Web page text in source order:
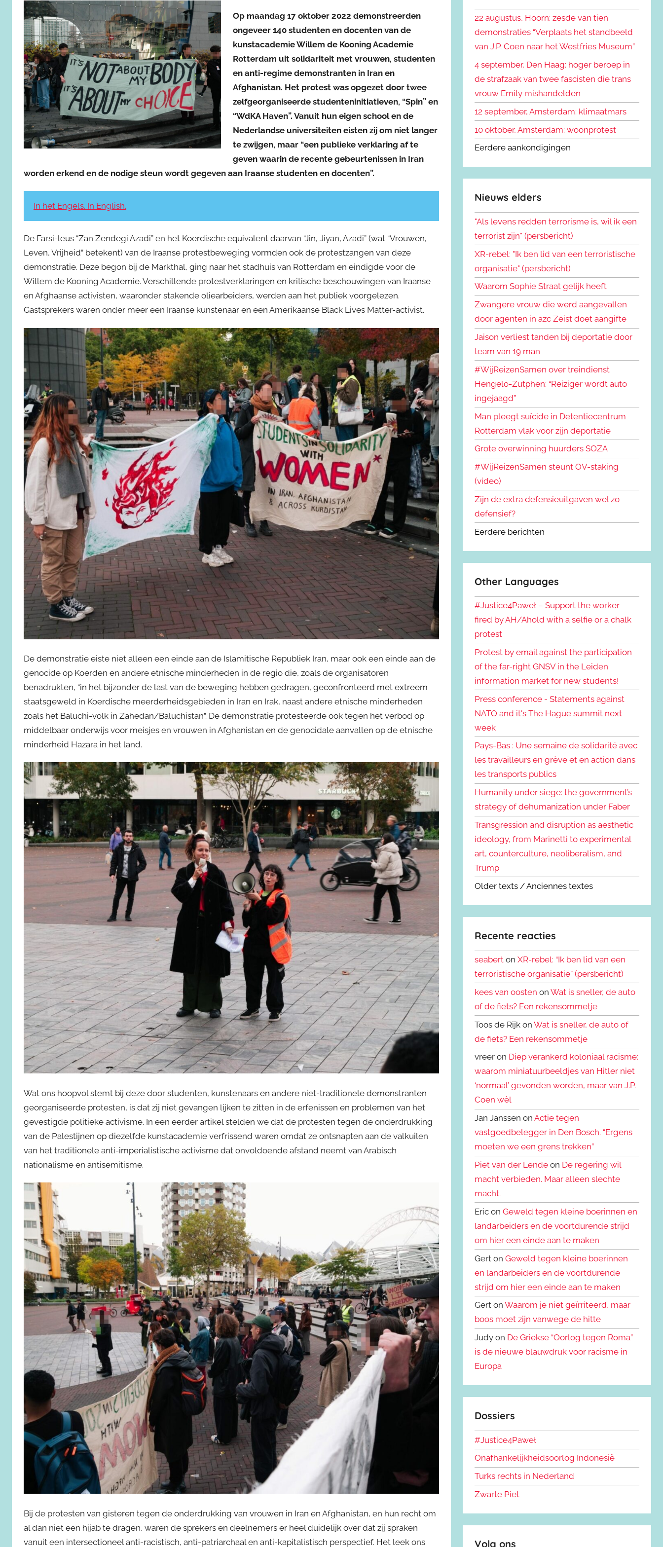
Op maandag 17 oktober 2022 demonstreerden
ongeveer 140 studenten en docenten van de
kunstacademie Willem de Kooning Academie
Rotterdam uit solidariteit met vrouwen, studenten
en anti-regime demonstranten in Iran en
Afghanistan. Het protest was opgezet door twee
zelfgeorganiseerde studenteninitiatieven, “Spin” en
“WdKA Haven”. Vanuit hun eigen school en de
Nederlandse universiteiten eisten zij om niet langer
te zwijgen, maar “een publieke verklaring af te
geven waarin de recente gebeurtenissen in Iran
worden erkend en de nodige steun wordt gegeven aan Iraanse studenten en docenten”.
In het Engels. In English.
De Farsi-leus “Zan Zendegi Azadi” en het Koerdische equivalent daarvan “Jin, Jiyan, Azadi” (wat “Vrouwen,
Leven, Vrijheid” betekent) van de Iraanse protestbeweging vormden ook de protestzangen van deze
demonstratie. Deze begon bij de Markthal, ging naar het stadhuis van Rotterdam en eindigde voor de
Willem de Kooning Academie. Verschillende protestverklaringen en kritische beschouwingen van Iraanse
en Afghaanse activisten, waaronder stakende oliearbeiders, werden aan het publiek voorgelezen.
Gastsprekers waren onder meer een Iraanse kunstenaar en een Amerikaanse Black Lives Matter-activist.
De demonstratie eiste niet alleen een einde aan de Islamitische Republiek Iran, maar ook een einde aan de
genocide op Koerden en andere etnische minderheden in de regio die, zoals de organisatoren
benadrukten, “in het bijzonder de last van de beweging hebben gedragen, geconfronteerd met extreem
staatsgeweld in Koerdische meerderheidsgebieden in Iran en Irak, naast andere etnische minderheden
zoals het Baluchi-volk in Zahedan/Baluchistan”. De demonstratie protesteerde ook tegen het verbod op
middelbaar onderwijs voor meisjes en vrouwen in Afghanistan en de genocidale aanvallen op de etnische
minderheid Hazara in het land.
Wat ons hoopvol stemt bij deze door studenten, kunstenaars en andere niet-traditionele demonstranten
georganiseerde protesten, is dat zij niet gevangen lijken te zitten in de erfenissen en problemen van het
gevestigde politieke activisme. In een eerder artikel stelden we dat de protesten tegen de onderdrukking
van de Palestijnen op diezelfde kunstacademie verfrissend waren omdat ze ontsnapten aan de valkuilen
van het traditionele anti-imperialistische activisme dat onvoldoende afstand neemt van Arabisch
nationalisme en antisemitisme.
Bij de protesten van gisteren tegen de onderdrukking van vrouwen in Iran en Afghanistan, en hun recht om
al dan niet een hijab te dragen, waren de sprekers en deelnemers er heel duidelijk over dat zij spraken
vanuit een intersectioneel anti-racistisch, anti-patriarchaal en anti-kapitalistisch perspectief. Het leek ons
n
a
a
r
:
n
22 augustus, Hoorn: zesde van tien
demonstraties “Verplaats het standbeeld
van J.P. Coen naar het Westfries Museum”
4 september, Den Haag: hoger beroep in
de strafzaak van twee fascisten die trans
vrouw Emily mishandelden
12 september, Amsterdam: klimaatmars
10 oktober, Amsterdam: woonprotest
Eerdere aankondigingen
Nieuws elders
"Als levens redden terrorisme is, wil ik een
terrorist zijn" (persbericht)
XR-rebel: "Ik ben lid van een terroristische
organisatie" (persbericht)
Waarom Sophie Straat gelijk heeft
Zwangere vrouw die werd aangevallen
door agenten in azc Zeist doet aangifte
Jaison verliest tanden bij deportatie door
team van 19 man
#WijReizenSamen over treindienst
Hengelo-Zutphen: “Reiziger wordt auto
ingejaagd”
Man pleegt suïcide in Detentiecentrum
Rotterdam vlak voor zijn deportatie
Grote overwinning huurders SOZA
#WijReizenSamen steunt OV-staking
(video)
Zijn de extra defensieuitgaven wel zo
defensief?
Eerdere berichten
Other Languages
#Justice4Paweł – Support the worker
fired by AH/Ahold with a selfie or a chalk
protest
Protest by email against the participation
of the far-right GNSV in the Leiden
information market for new students!
Press conference - Statements against
NATO and it's The Hague summit next
week
Pays-Bas : Une semaine de solidarité avec
les travailleurs en grève et en action dans
les transports publics
Humanity under siege: the government’s
strategy of dehumanization under Faber
Transgression and disruption as aesthetic
ideology, from Marinetti to experimental
art, counterculture, neoliberalism, and
Trump
Older texts / Anciennes textes
Recente reacties
seabert onXR-rebel: “Ik ben lid van een
terroristische organisatie” (persbericht)
kees van oosten onWat is sneller, de auto
of de fiets? Een rekensommetje
Toos de Rijk onWat is sneller, de auto of
de fiets? Een rekensommetje
vreer on Diep verankerd koloniaal racisme:
waarom miniatuurbeeldjes van Hitler niet
‘normaal’ gevonden worden, maar van J.P.
Coen wèl
Jan Janssen onActie tegen
vastgoedbelegger in Den Bosch. “Ergens
moeten we een grens trekken”
Piet van der Lende on De regering wil
macht verbieden. Maar alleen slechte
macht.
Eric onGeweld tegen kleine boerinnen en
landarbeiders en de voortdurende strijd
om hier een einde aan te maken
Gert onGeweld tegen kleine boerinnen
en landarbeiders en de voortdurende
strijd om hier een einde aan te maken
Gert onWaarom je niet geïrriteerd, maar
boos moet zijn vanwege de hitte
Judy on De Griekse “Oorlog tegen Roma”
is de nieuwe blauwdruk voor racisme in
Europa
Dossiers
#Justice4Paweł
Onafhankelijkheidsoorlog Indonesië
Turks rechts in Nederland
Zwarte Piet
Volg ons